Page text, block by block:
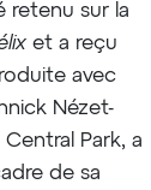
retenu sur la
et a reçu
avec
Nézet-
Park, a
de sa